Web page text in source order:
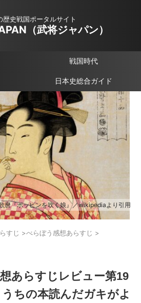
歴史戦国ポータルサイト
（武将ジャパン）
戦国時代
日本史総合ガイド
麿『ポッピンを吹く娘』／wikipediaより引用
すじ >べらぼう感想あらすじ >
あらすじレビュー第19
ちの本読んだガキがよ